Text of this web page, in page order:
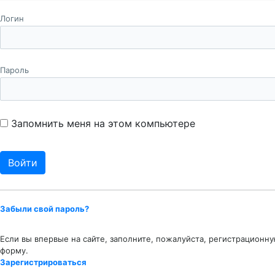
Логин
Пароль
Запомнить меня на этом компьютере
Забыли свой пароль?
Если вы впервые на сайте, заполните, пожалуйста,
форму.
Зарегистрироваться